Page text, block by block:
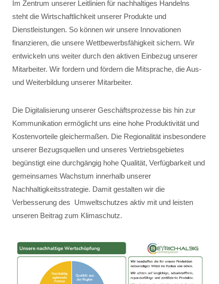
Im Zentrum unserer Leitlinien für nachhaltiges Handelns
steht die Wirtschaftlichkeit unserer Produkte und
Dienstleistungen. So können wir unsere Innovationen
finanzieren, die unsere Wettbewerbsfähigkeit sichern. Wir
entwickeln uns weiter durch den aktiven Einbezug unserer
Mitarbeiter. Wir fordern und fördern die Mitsprache, die Aus-
und Weiterbildung unserer Mitarbeiter.
Die Digitalisierung unserer Geschäftsprozesse bis hin zur
Kommunikation ermöglicht uns eine hohe Produktivität und
Kostenvorteile gleichermaßen. Die Regionalität insbesondere
unserer Bezugsquellen und unseres Vertriebsgebietes
begünstigt eine durchgängig hohe Qualität, Verfügbarkeit und
gemeinsames Wachstum innerhalb unserer
Nachhaltigkeitsstrategie. Damit gestalten wir die
Verbesserung des Umweltschutzes aktiv mit und leisten
unseren Beitrag zum Klimaschutz.